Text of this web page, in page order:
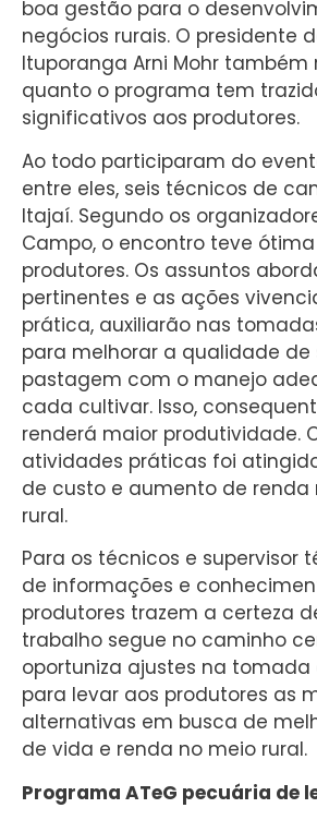
boa gestão para o
negócios rurais. O presidente
Ituporanga Arni Mohr também
quanto o programa tem
significativos aos produtores.
Ao todo participaram do
entre eles, seis técnicos de
Itajaí. Segundo os
Campo, o encontro teve
produtores. Os assuntos
pertinentes e as ações
prática, auxiliarão nas
para melhorar a qualidade de
pastagem com o manejo
cada cultivar. Isso,
renderá maior produtividade.
atividades práticas foi
de custo e aumento de renda
rural.
Para os técnicos e supervisor
de informações e
produtores trazem a certeza
trabalho segue no caminho
oportuniza ajustes na tomada
para levar aos produtores as
alternativas em busca de
de vida e renda no meio rural.
Programa ATeG pecuária de